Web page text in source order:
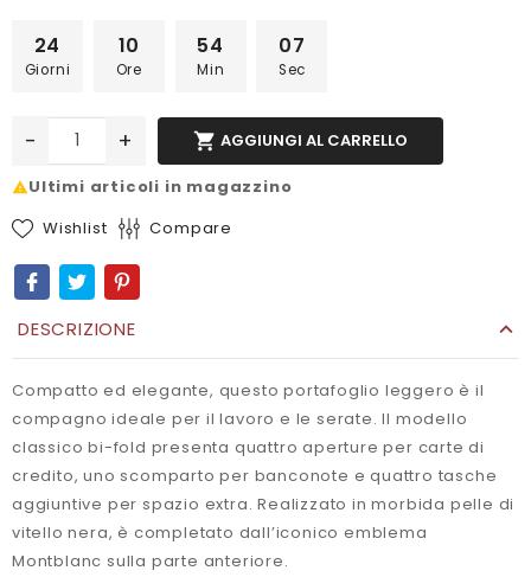
24
Giorni
10
Ore
54
Min
07
Sec
- +  AGGIUNGI AL CARRELLO
report_problemUltimi articoli in magazzino
Wishlist
Compare
DESCRIZIONE
Compatto ed elegante, questo portafoglio leggero è il
compagno ideale per il lavoro e le serate. Il modello
classico bi-fold presenta quattro aperture per carte di
credito, uno scomparto per banconote e quattro tasche
aggiuntive per spazio extra. Realizzato in morbida pelle di
vitello nera, è completato dall’iconico emblema
Montblanc sulla parte anteriore.